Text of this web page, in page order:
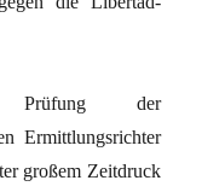
der
Ermittlungsrichter
großem Zeitdruck